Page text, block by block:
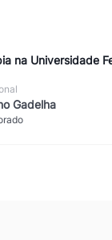
na Universidade
Gadelha